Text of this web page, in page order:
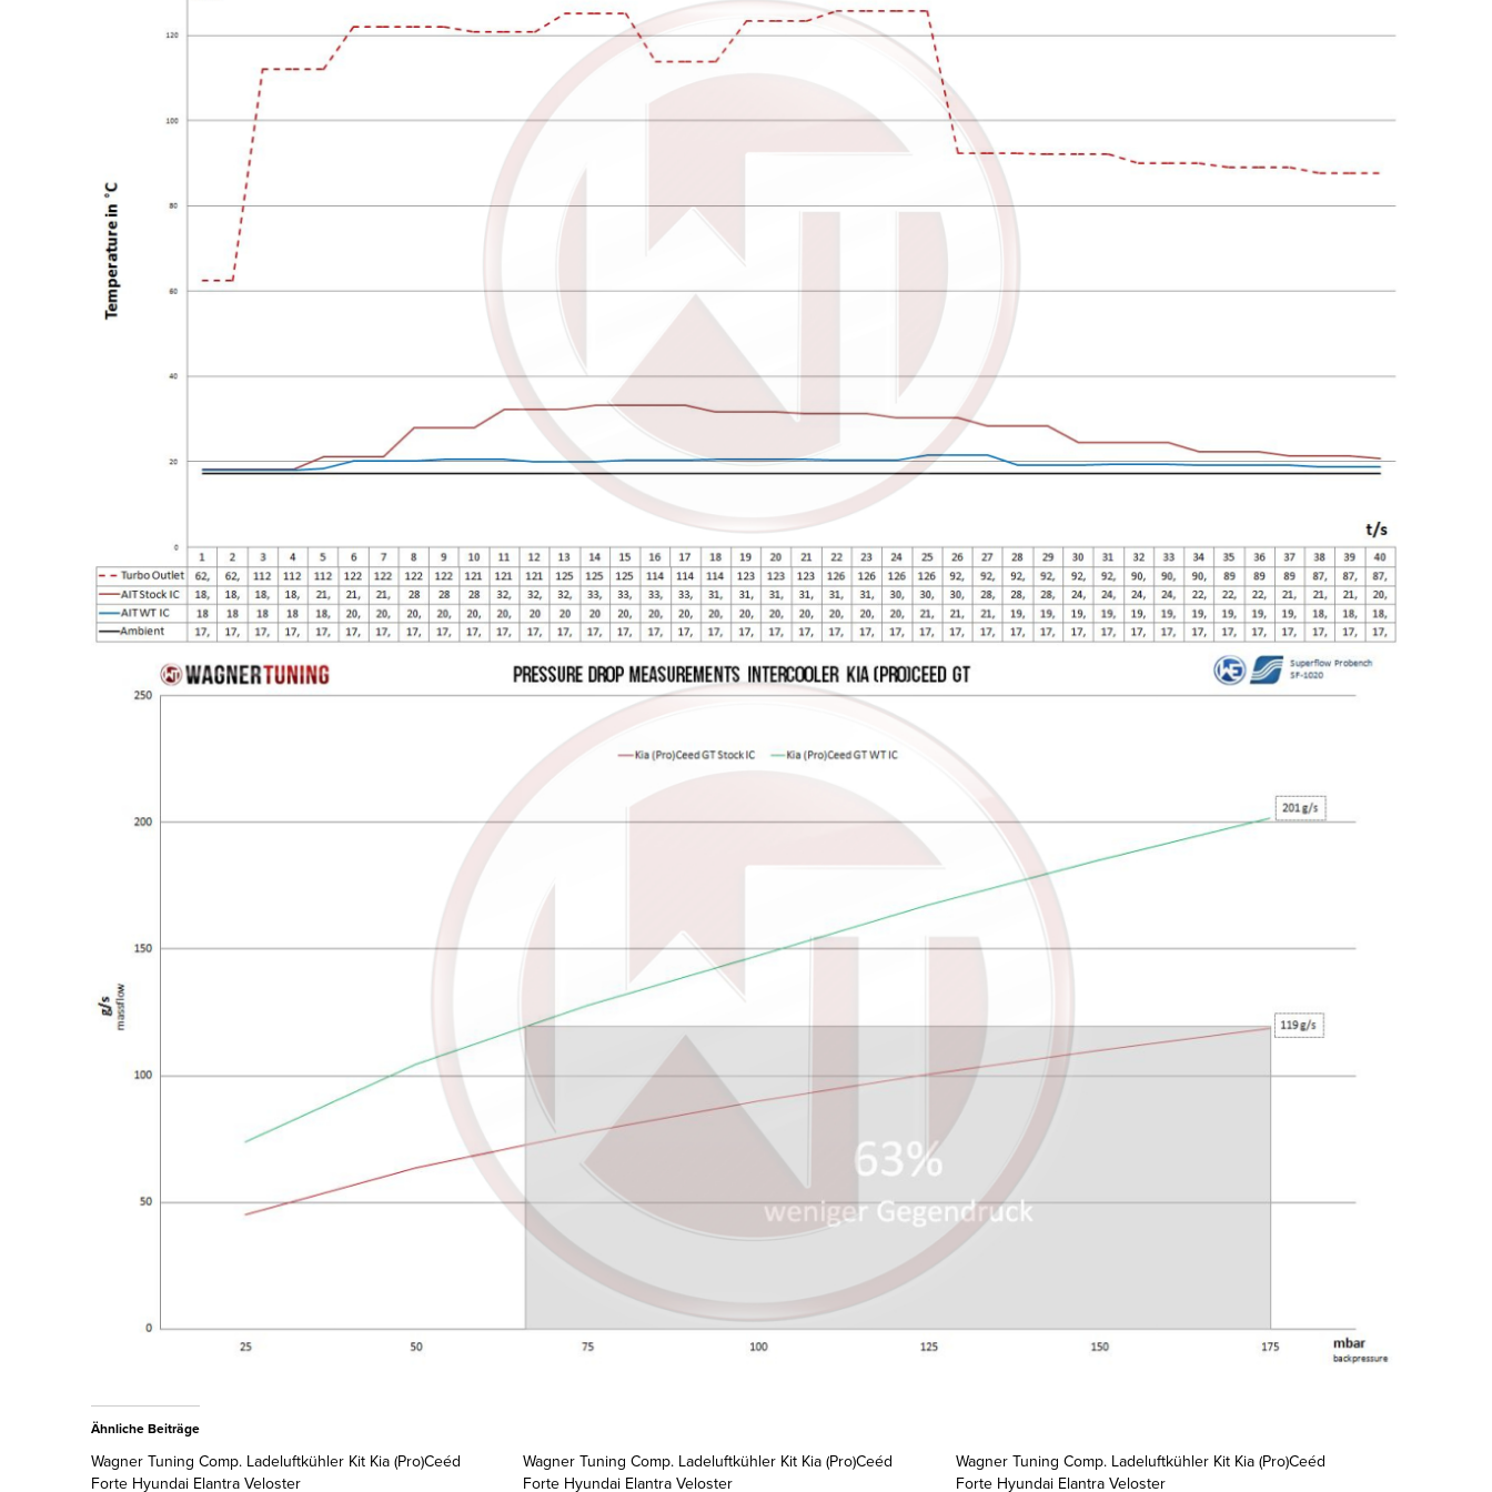
Ähnliche Beiträge
Wagner Tuning Comp. Ladeluftkühler Kit Kia (Pro)Ceéd
Forte Hyundai Elantra Veloster
Wagner Tuning Comp. Ladeluftkühler Kit Kia (Pro)Ceéd
Forte Hyundai Elantra Veloster
Wagner Tuning Comp. Ladeluftkühler Kit Kia (Pro)Ceéd
Forte Hyundai Elantra Veloster